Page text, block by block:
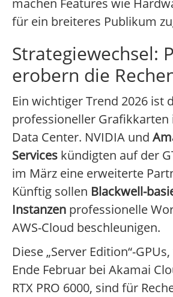
machen Features wie
für ein breiteres Publikum
Strategiewechsel:
erobern die
Ein wichtiger Trend 2026 ist
professioneller Grafikkarten
Data Center. NVIDIA und
Services kündigten auf der
im März eine erweiterte
Künftig sollen Blackwell-
Instanzen professionelle
AWS-Cloud beschleunigen.
Diese „Server Edition“-
Ende Februar bei Akamai
RTX PRO 6000, sind für